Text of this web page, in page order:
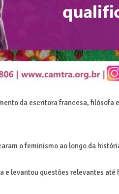
da escritora francesa,
o feminismo ao longo da
e levantou questões relevantes até